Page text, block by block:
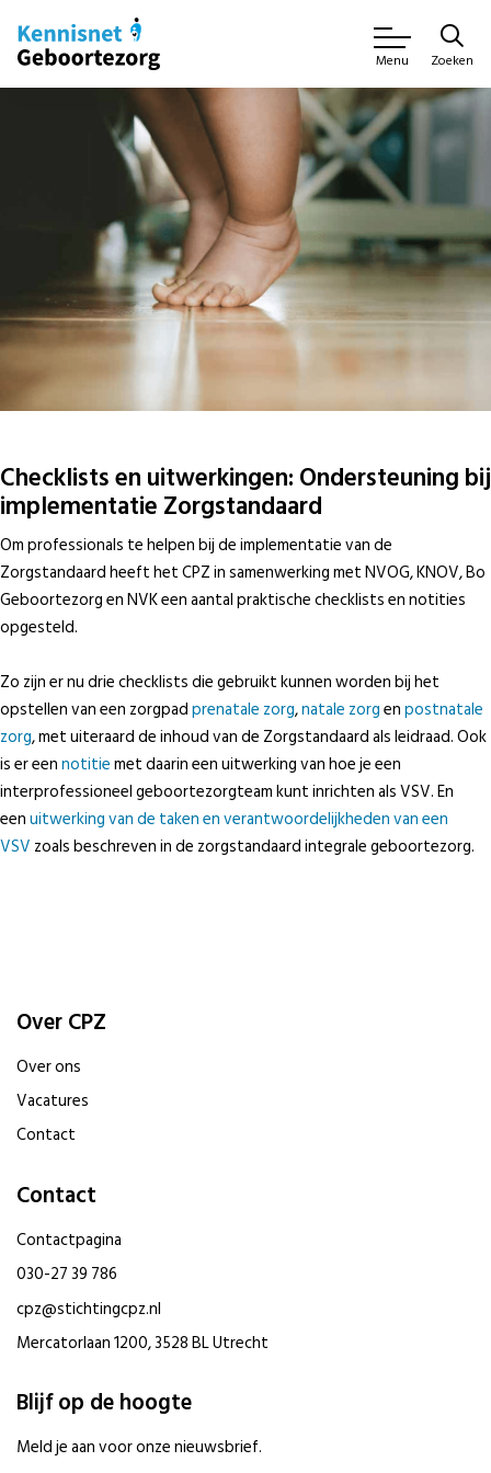
Menu Zoeken
Checklists en uitwerkingen: Ondersteuning bij
implementatie Zorgstandaard
Om professionals te helpen bij de implementatie van de
Zorgstandaard heeft het CPZ in samenwerking met NVOG, KNOV, Bo
Geboortezorg en NVK een aantal praktische checklists en notities
opgesteld.
Zo zijn er nu drie checklists die gebruikt kunnen worden bij het
opstellen van een zorgpadprenatale zorg,natale zorgenpostnatale
zorg, met uiteraard de inhoud van de Zorgstandaard als leidraad. Ook
is er eennotitiemet daarin een uitwerking van hoe je een
interprofessioneel geboortezorgteam kunt inrichten als VSV. En
eenuitwerking van de taken en verantwoordelijkheden van een
VSV zoals beschreven in de zorgstandaard integrale geboortezorg.
Over CPZ
Over ons
Vacatures
Contact
Contact
Contactpagina
030-27 39 786
cpz@stichtingcpz.nl
Mercatorlaan 1200, 3528 BL Utrecht
Blijf op de hoogte
Meld je aan voor onze nieuwsbrief.